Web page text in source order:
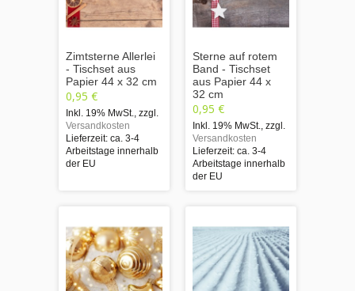
Zimtsterne Allerlei
- Tischset aus
Papier 44 x 32 cm
0,95 €
Inkl. 19% MwSt. zzgl.
Versandkosten
Lieferzeit: ca. 3-4
Arbeitstage innerhalb
der EU
Sterne auf rotem
Band - Tischset
aus Papier 44 x
32 cm
0,95 €
Inkl. 19% MwSt. zzgl.
Versandkosten
Lieferzeit: ca. 3-4
Arbeitstage innerhalb
der EU